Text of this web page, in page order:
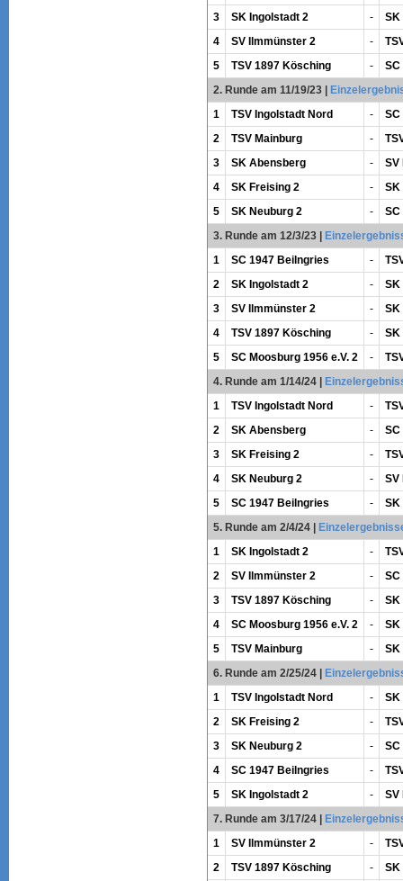
3
SK Ingolstadt 2 -
SK
4
SV Ilmmünster 2 -
5
TSV 1897 Kösching -
SC
2. Runde am 11/19/23|
1
TSV Ingolstadt Nord -
SC
2
TSV Mainburg -
3
SK Abensberg -
SV
4
SK Freising 2 -
SK
5
SK Neuburg 2 -
SC
3. Runde am 12/3/23|
1
SC 1947 Beilngries -
2
SK Ingolstadt 2 -
SK
3
SV Ilmmünster 2 -
SK
4
TSV 1897 Kösching -
SK
5
SC Moosburg 1956 e.V. 2 -
4. Runde am 1/14/24|
1
TSV Ingolstadt Nord -
2
SK Abensberg -
SC
3
SK Freising 2 -
4
SK Neuburg 2 -
SV
5
SC 1947 Beilngries -
SK
5. Runde am 2/4/24|
1
SK Ingolstadt 2 -
2
SV Ilmmünster 2 -
SC
3
TSV 1897 Kösching -
SK
4
SC Moosburg 1956 e.V. 2 -
SK
5
TSV Mainburg -
SK
6. Runde am 2/25/24|
1
TSV Ingolstadt Nord -
SK
2
SK Freising 2 -
3
SK Neuburg 2 -
SC
4
SC 1947 Beilngries -
5
SK Ingolstadt 2 -
SV
7. Runde am 3/17/24|
1
SV Ilmmünster 2 -
2
TSV 1897 Kösching -
SK